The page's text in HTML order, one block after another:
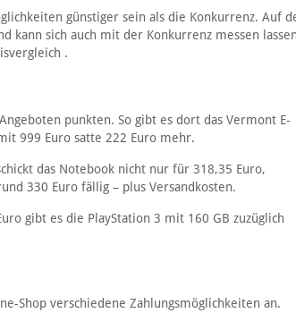
günstiger sein als die Konkurrenz. Auf
kann sich auch mit der Konkurrenz messen
.
punkten. So gibt es dort das Vermont E-
999 Euro satte 222 Euro mehr.
das Notebook nicht nur für 318,35 Euro,
330 Euro fällig – plus Versandkosten.
gibt es die PlayStation 3 mit 160 GB zuzüglich
Shop verschiedene Zahlungsmöglichkeiten an.